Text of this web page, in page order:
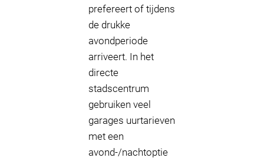
prefereert of tijdens
de drukke
avondperiode
arriveert. In het
directe
stadscentrum
gebruiken veel
garages uurtarieven
met een
avond-/nachtoptie